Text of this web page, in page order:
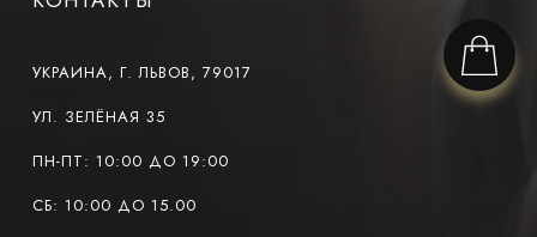
УКРАИНА, Г. ЛЬВОВ, 79017
УЛ. ЗЕЛЁНАЯ 35
ПН-ПТ: 10:00 ДО 19:00
СБ: 10:00 ДО 15.00